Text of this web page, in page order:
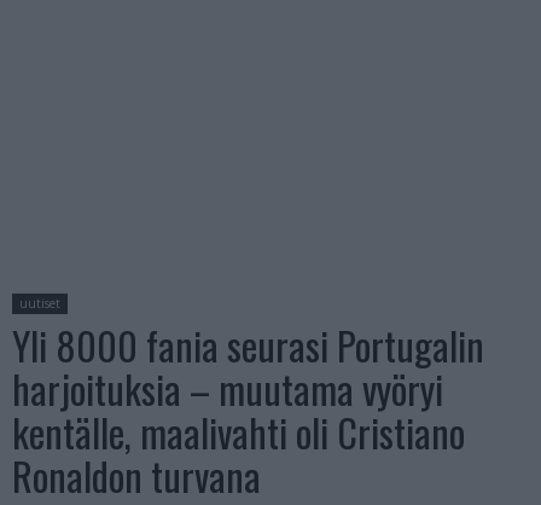
uutiset
Yli 8000 fania seurasi Portugalin
harjoituksia – muutama vyöryi
kentälle, maalivahti oli Cristiano
Ronaldon turvana